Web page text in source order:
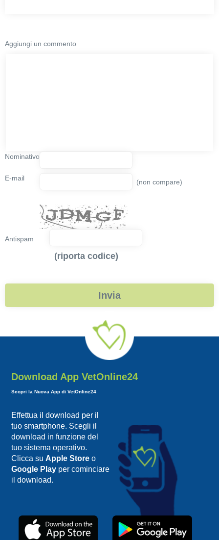
Aggiungi un commento
Nominativo
E-mail (non compare)
Antispam
(riporta codice)
Download App VetOnline24
Scopri la Nuova App di VetOnline24
Effettua il download per il
tuo smartphone. Scegli il
download in funzione del
tuo sistema operativo.
Clicca su Apple Storeo
Google Playper cominciare
il download.